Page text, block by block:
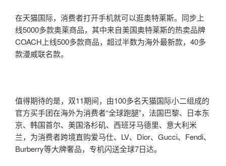
在天猫国际，消费者打开手机就可以逛奥特莱斯。同步上
线5000多款奥莱商品，其中来自美国奥特莱斯的热卖品牌
COACH上线500多款商品，超过半数为海外最新款，40多
款漫威联名款。
值得期待的是，双11期间，由100多名天猫国际小二组成的
官方买手团在海外为消费者“全球跑腿”，法国巴黎、日本东
京、韩国首尔、美国洛杉矶、西班牙马德里、意大利米
兰，为消费者跨境直购爱马仕、LV、Dior、Gucci、Fendi、
Burberry等大牌奢品，专机闪送全球7日达。